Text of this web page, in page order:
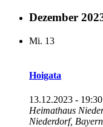
Dezember
Mi. 13
Hoigata
13.12.2023 - 19:30
Heimathaus
Niederdorf,